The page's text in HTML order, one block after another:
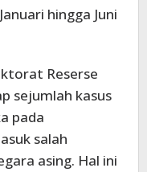
hingga Juni
Reserse
sejumlah kasus
pada
salah
asing. Hal ini